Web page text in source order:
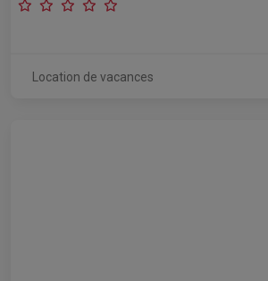
Location de vacances